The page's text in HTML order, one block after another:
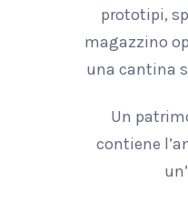
prototipi,
magazzino
una cantina
Un
contiene